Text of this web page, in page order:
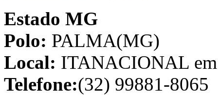
Estado MG
Polo: PALMA(MG)
Local: ITANACIONAL
Telefone:(32) 99881-8065